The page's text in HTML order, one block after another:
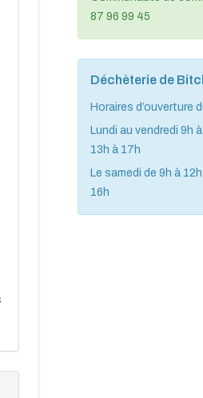
87 96 99 45
Déchèterie de
Horaires d’ouverture
Lundi au vendredi 9h
13h à 17h
Le samedi de 9h à
16h